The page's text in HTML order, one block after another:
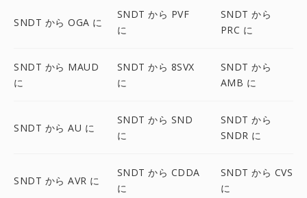
SNDT から OGA に
SNDT から PVF
に
SNDT から
PRC に
SNDT から MAUD
に
SNDT から 8SVX
に
SNDT から
AMB に
SNDT から AU に
SNDT から SND
に
SNDT から
SNDR に
SNDT から AVR に
SNDT から CDDA
に
SNDT から CVS
に